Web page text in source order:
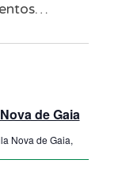
de Gaia
Nova de Gaia,